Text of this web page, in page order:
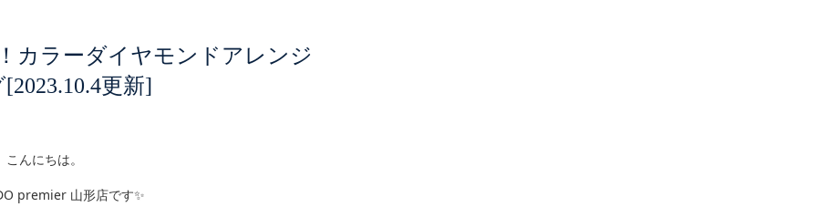
カラーダイヤモンドアレンジ
更新]
こんにちは。
premier 山形店です✨